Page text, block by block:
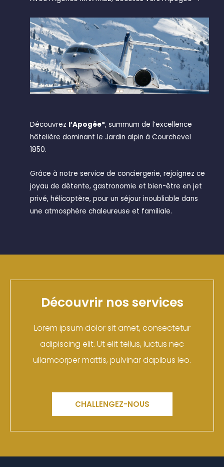
Découvrez l’Apogée*, summum de l’excellence
hôtelière dominant le Jardin alpin à Courchevel
1850.
Grâce à notre service de conciergerie, rejoignez ce
joyau de détente, gastronomie et bien-être en jet
privé, hélicoptère, pour un séjour inoubliable dans
une atmosphère chaleureuse et familiale.
Découvrir nos services
Lorem ipsum dolor sit amet, consectetur
adipiscing elit. Ut elit tellus, luctus nec
ullamcorper mattis, pulvinar dapibus leo.
CHALLENGEZ-NOUS